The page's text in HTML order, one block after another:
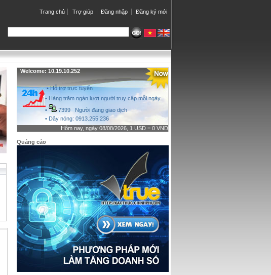
Trang chủ Trợ giúp Đăng nhập Đăng ký mới
Welcome: 10.19.10.252
• Hỗ trợ trực tuyến
• Hàng trăm ngàn lượt người truy cập mỗi ngày
•
7399 Người đang giao dịch
• Dây nóng: 0913.255.236
Hôm nay, ngày 08/08/2026, 1 USD = 0 VND
Quảng cáo